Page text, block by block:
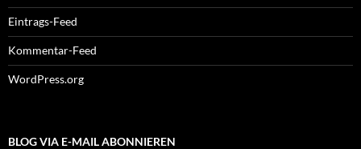
Eintrags-Feed
Kommentar-Feed
WordPress.org
BLOG VIA E-MAIL ABONNIEREN